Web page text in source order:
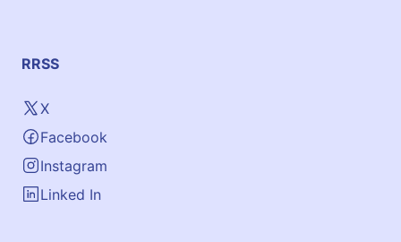
RRSS
X
Facebook
Instagram
Linked In